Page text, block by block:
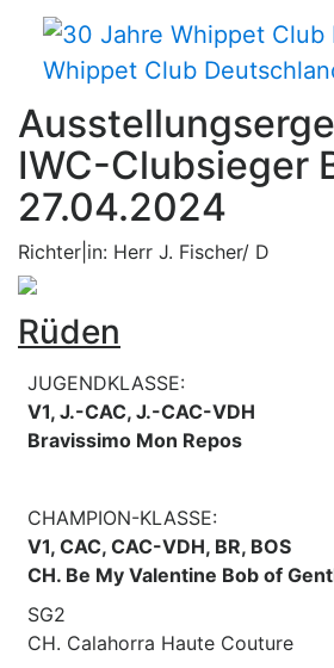
Whippet Club
IWC-Clubsieger
27.04.2024
Richter|in: Herr J. Fischer/ D
Rüden
JUGENDKLASSE:
V1, J.-CAC, J.-CAC-VDH
Bravissimo Mon Repos
CHAMPION-KLASSE:
V1, CAC, CAC-VDH, BR, BOS
CH. Be My Valentine Bob of
SG2
CH. Calahorra Haute Couture